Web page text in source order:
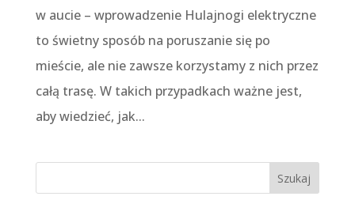
w aucie – wprowadzenie Hulajnogi elektryczne
to świetny sposób na poruszanie się po
mieście, ale nie zawsze korzystamy z nich przez
całą trasę. W takich przypadkach ważne jest,
aby wiedzieć, jak...
Szukaj